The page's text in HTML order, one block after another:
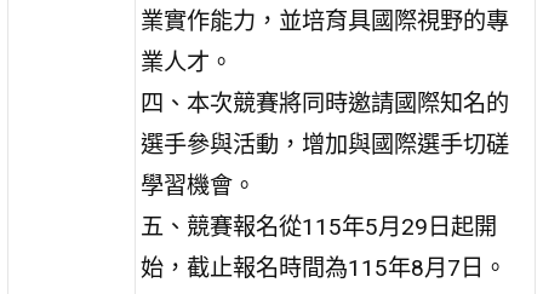
業實作能力，並培育具國際視野的專
業人才。
四、本次競賽將同時邀請國際知名的
選手參與活動，增加與國際選手切磋
學習機會。
五、競賽報名從115年5月29日起開
始，截止報名時間為115年8月7日。